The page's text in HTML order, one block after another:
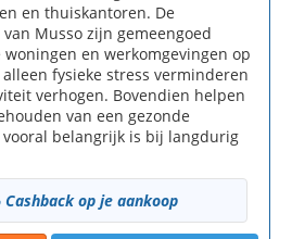
en thuiskantoren. De
Musso zijn gemeengoed
en werkomgevingen op
fysieke stress verminderen
verhogen. Bovendien helpen
van een gezonde
belangrijk is bij langdurig
Cashback op je aankoop